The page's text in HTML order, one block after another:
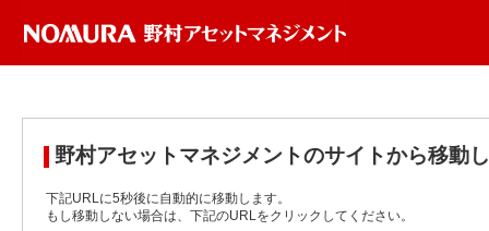
野村アセットマネジメントのサイトから移動
下記URLに5秒後に自動的に移動します。
もし移動しない場合は、下記のURLをクリックしてください。